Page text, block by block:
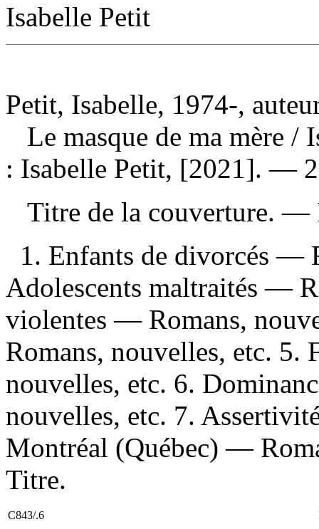
Isabelle Petit
Petit, Isabelle, 1974-,
Le masque de ma mère /
: Isabelle Petit, [2021]. —
Titre de la couverture. —
1. Enfants de divorcés —
Adolescents maltraités —
violentes — Romans,
Romans, nouvelles, etc. 5.
nouvelles, etc. 6.
nouvelles, etc. 7.
Montréal (Québec) —
Titre.
C843/.6